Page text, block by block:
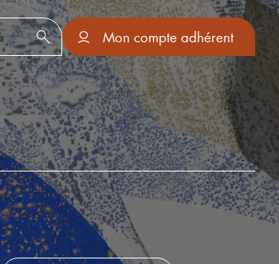
Mon compte adhérent